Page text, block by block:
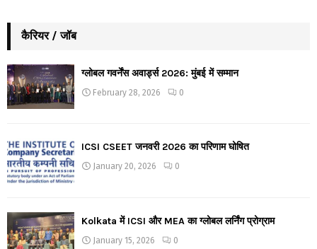
कैरियर / जॉब
ग्लोबल गवर्नेंस अवार्ड्स 2026: मुंबई में सम्मान
February 28, 2026 0
ICSI CSEET जनवरी 2026 का परिणाम घोषित
January 20, 2026 0
Kolkata में ICSI और MEA का ग्लोबल लर्निंग प्रोग्राम
January 15, 2026 0